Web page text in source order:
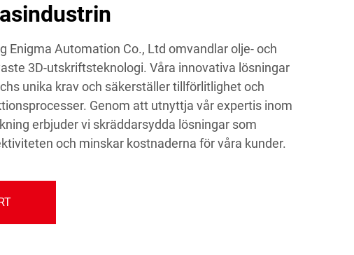
Enigma Automation Co., Ltd omvandlar olje- och
3D-utskriftsteknologi. Våra innovativa lösningar
unika krav och säkerställer tillförlitlighet och
Genom att utnyttja vår expertis inom
erbjuder vi skräddarsydda lösningar som
och minskar kostnaderna för våra kunder.